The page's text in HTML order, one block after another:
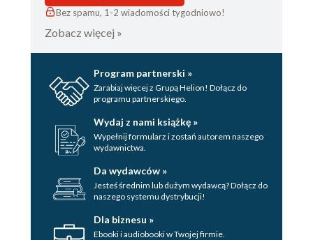
Bez spamu, 1-2 wiadomości tygodniowo!
Zobacz więcej »
Program partnerski »
Zarabiaj więcej z Grupą Helion! Dołącz do
programu partnerskiego.
Wydaj z nami książkę »
Wypełnij formularz i zostań autorem naszego
wydawnictwa.
Da wydawców »
Jesteś średnim lub dużym wydawcą? Dołącz do
naszego systemu dystrybucji!
Dla biznesu »
Ebooki i audiobooki w Twojej firmie.